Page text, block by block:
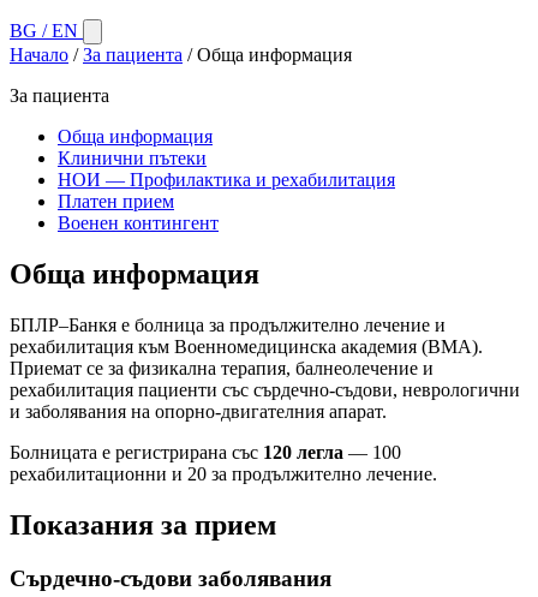
BG / EN
Начало / За пациента / Обща информация
За пациента
Обща информация
Клинични пътеки
НОИ — Профилактика и рехабилитация
Платен прием
Военен контингент
Обща информация
БПЛР–Банкя е болница за продължително лечение и
рехабилитация към Военномедицинска академия (ВМА).
Приемат се за физикална терапия, балнеолечение и
рехабилитация пациенти със сърдечно-съдови, неврологични
и заболявания на опорно-двигателния апарат.
Болницата е регистрирана със 120 легла — 100
рехабилитационни и 20 за продължително лечение.
Показания за прием
Сърдечно-съдови заболявания